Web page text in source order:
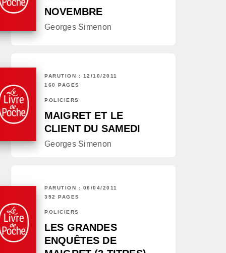
NOVEMBRE
Georges Simenon
PARUTION : 12/10/2011
160 PAGES
POLICIERS
MAIGRET ET LE
CLIENT DU SAMEDI
Georges Simenon
PARUTION : 06/04/2011
352 PAGES
POLICIERS
LES GRANDES
ENQUÊTES DE